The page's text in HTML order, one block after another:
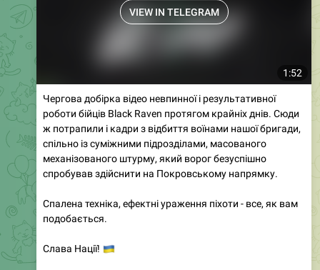
1:52
VIEW IN TELEGRAM
Чергова добірка відео невпинної і результативної
роботи бійців Black Raven протягом крайніх днів. Сюди
ж потрапили і кадри з відбиття воїнами нашої бригади,
спільно із суміжними підрозділами, масованого
механізованого штурму, який ворог безуспішно
спробував здійснити на Покровському напрямку.
Спалена техніка, ефектні ураження піхоти - все, як вам
подобається.
Слава Нації!
🇺🇦